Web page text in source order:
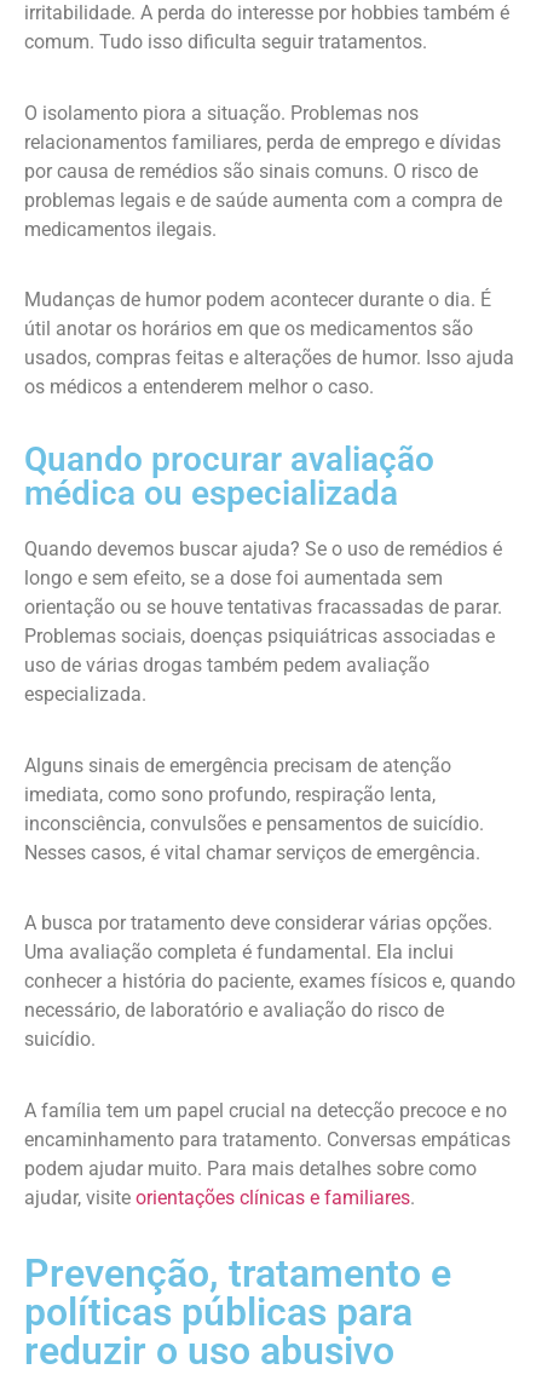
irritabilidade. A perda do interesse por hobbies também é
comum. Tudo isso dificulta seguir tratamentos.
O isolamento piora a situação. Problemas nos
relacionamentos familiares, perda de emprego e dívidas
por causa de remédios são sinais comuns. O risco de
problemas legais e de saúde aumenta com a compra de
medicamentos ilegais.
Mudanças de humor podem acontecer durante o dia. É
útil anotar os horários em que os medicamentos são
usados, compras feitas e alterações de humor. Isso ajuda
os médicos a entenderem melhor o caso.
Quando procurar avaliação
médica ou especializada
Quando devemos buscar ajuda? Se o uso de remédios é
longo e sem efeito, se a dose foi aumentada sem
orientação ou se houve tentativas fracassadas de parar.
Problemas sociais, doenças psiquiátricas associadas e
uso de várias drogas também pedem avaliação
especializada.
Alguns sinais de emergência precisam de atenção
imediata, como sono profundo, respiração lenta,
inconsciência, convulsões e pensamentos de suicídio.
Nesses casos, é vital chamar serviços de emergência.
A busca por tratamento deve considerar várias opções.
Uma avaliação completa é fundamental. Ela inclui
conhecer a história do paciente, exames físicos e, quando
necessário, de laboratório e avaliação do risco de
suicídio.
A família tem um papel crucial na detecção precoce e no
encaminhamento para tratamento. Conversas empáticas
podem ajudar muito. Para mais detalhes sobre como
ajudar, visite orientações clínicas e familiares.
Prevenção, tratamento e
políticas públicas para
reduzir o uso abusivo